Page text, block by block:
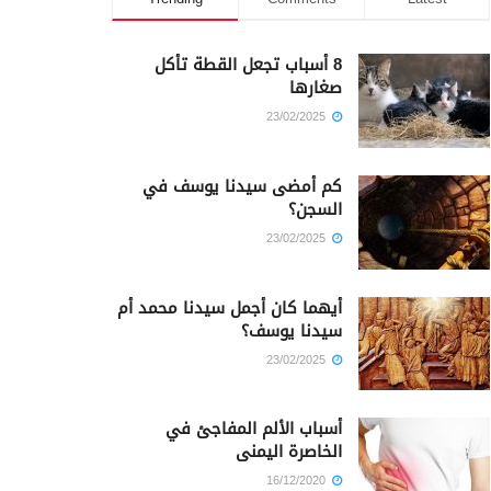
8 أسباب تجعل القطة تأكل
صغارها
كم أمضى سيدنا يوسف في
السجن؟
أيهما كان أجمل سيدنا محمد أم
سيدنا يوسف؟
أسباب الألم المفاجئ في
الخاصرة اليمنى